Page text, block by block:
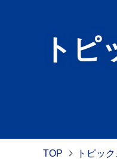
トピ
TOP トピック